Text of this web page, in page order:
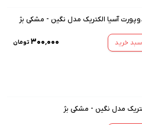
آسیا الکتریک مدل نگین - مشکی بژ
سبد خرید ۳۰۰٬۰۰۰ تومان
مدل نگین - مشکی بژ